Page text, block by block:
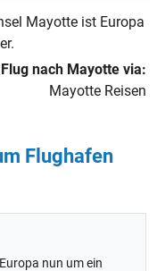
Mayotte ist Europa
nach Mayotte via:
Mayotte Reisen
Flughafen
nun um ein